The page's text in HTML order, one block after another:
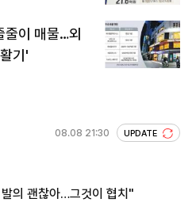
줄이 매물…외
기'
08.08 21:30 UPDATE
의 괜찮아…그것이 협치"